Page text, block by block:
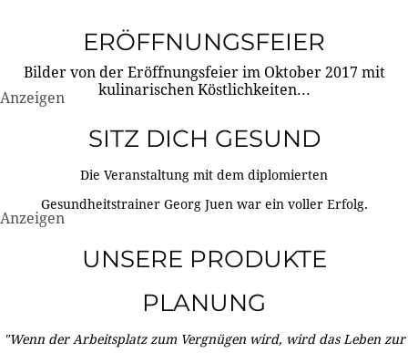
ERÖFFNUNGSFEIER
Bilder von der Eröffnungsfeier im Oktober 2017 mit
kulinarischen Köstlichkeiten...
Anzeigen
SITZ DICH GESUND
Die Veranstaltung mit dem diplomierten
Gesundheitstrainer Georg Juen war ein voller Erfolg.
Anzeigen
UNSERE PRODUKTE
PLANUNG
"Wenn der Arbeitsplatz zum Vergnügen wird, wird das Leben zur